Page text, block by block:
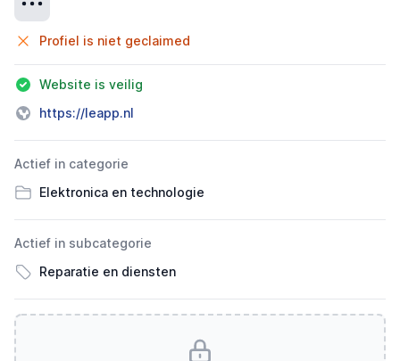
Profiel is niet geclaimed
Website is veilig
https://leapp.nl
Actief in categorie
Elektronica en technologie
Actief in subcategorie
Reparatie en diensten